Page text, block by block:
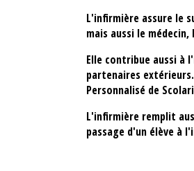
L'infirmière assure le
mais aussi le
Elle contribue aussi à
partenaires
Personnalisé de
L'infirmière remplit
passage d'un élève à